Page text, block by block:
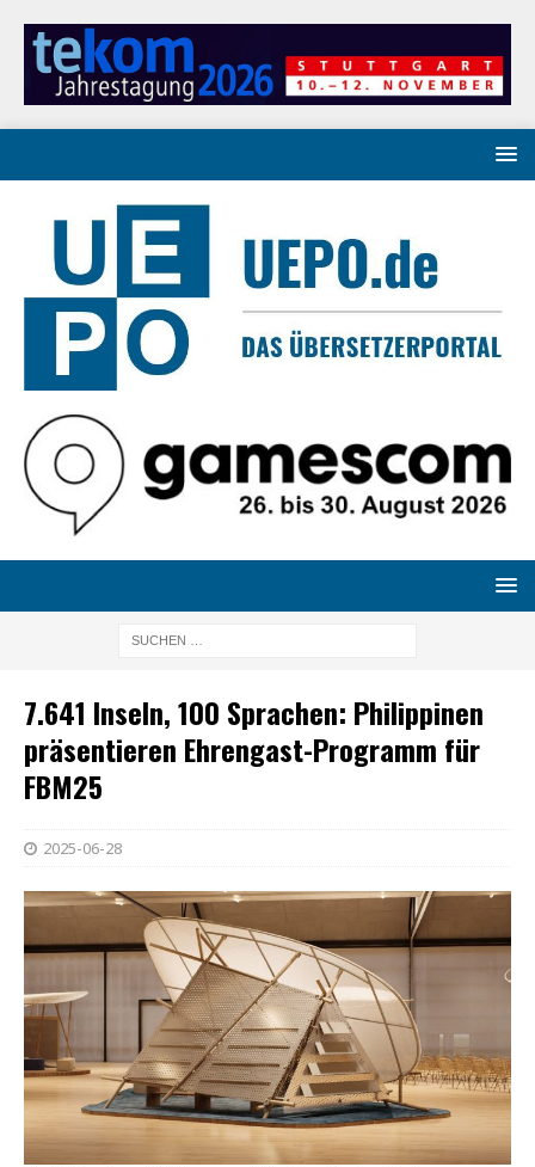
7.641 Inseln, 100 Sprachen: Philippinen
präsentieren Ehrengast-Programm für
FBM25
2025-06-28